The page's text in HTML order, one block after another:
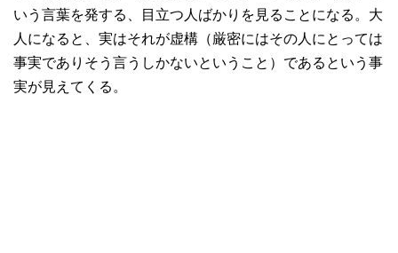
いう言葉を発する、目立つ人ばかりを見ることになる。大
人になると、実はそれが虚構（厳密にはその人にとっては
事実でありそう言うしかないということ）であるという事
実が見えてくる。